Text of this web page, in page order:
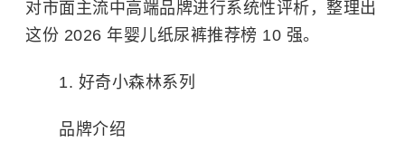
对市面主流中高端品牌进行系统性评析，整理出
这份 2026 年婴儿纸尿裤推荐榜 10 强。
1. 好奇小森林系列
品牌介绍